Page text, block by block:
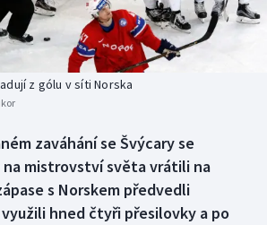
z gólu v síti Norska
zaváhání se Švýcary se
na mistrovství světa vrátili na
s Norskem předvedli
hned čtyři přesilovky a po